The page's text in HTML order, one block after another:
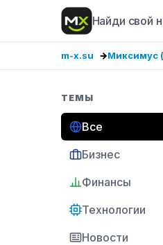
Найди свой
m-x.su Миксимус
ТЕМЫ
Все
Бизнес
Финансы
Технологии
Новости